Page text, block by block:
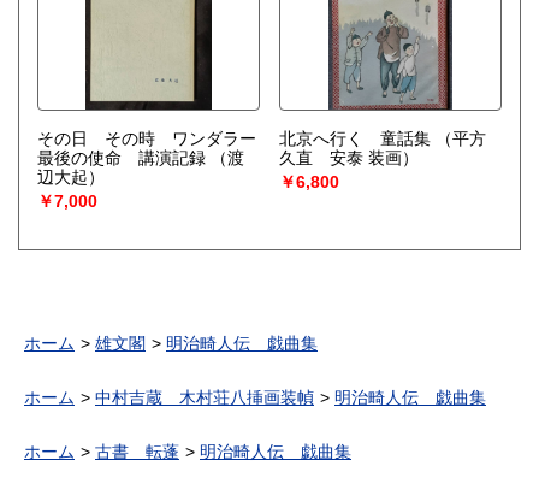
その日 その時 ワンダラー
最後の使命 講演記録
（渡
辺大起）
￥7,000
北京へ行く 童話集
（平方
久直 安泰 装画）
￥6,800
ホーム 雄文閣 明治畸人伝 戯曲集
ホーム 中村吉蔵 木村荘八挿画装幀 明治畸人伝 戯曲集
ホーム 古書 転蓬 明治畸人伝 戯曲集